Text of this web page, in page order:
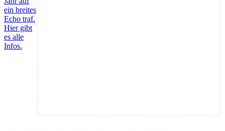
ein breites
Echo traf.
Hier gibt
es alle
Infos.